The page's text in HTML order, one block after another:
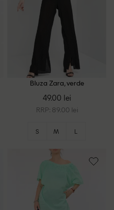
Bluza Zara, verde
49.00 lei
RRP: 89.00 lei
S M L